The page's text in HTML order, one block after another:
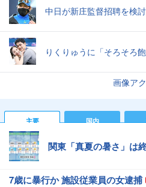
中日が新庄監督招聘を検
りくりゅうに「そろそろ飽
画像ア
主要 国内
関東「真夏の暑さ」は
7歳に暴行か 施設従業員の女逮捕